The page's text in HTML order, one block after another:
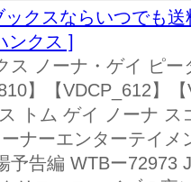
ックスならいつでも
ンクス ]
ス ノーナ・ゲイ ピ
】【VDCP_612】
トム ゲイ ノーナ
ナーエンターテイ
予告編 WTBー72973